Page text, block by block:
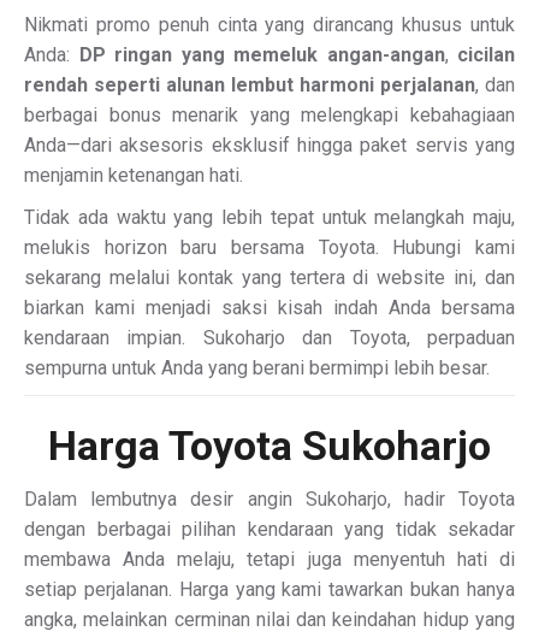
Nikmati promo penuh cinta yang dirancang khusus untuk
Anda: DP ringan yang memeluk angan-angan, cicilan
rendah seperti alunan lembut harmoni perjalanan, dan
berbagai bonus menarik yang melengkapi kebahagiaan
Anda—dari aksesoris eksklusif hingga paket servis yang
menjamin ketenangan hati.
Tidak ada waktu yang lebih tepat untuk melangkah maju,
melukis horizon baru bersama Toyota. Hubungi kami
sekarang melalui kontak yang tertera di website ini, dan
biarkan kami menjadi saksi kisah indah Anda bersama
kendaraan impian. Sukoharjo dan Toyota, perpaduan
sempurna untuk Anda yang berani bermimpi lebih besar.
Harga Toyota Sukoharjo
Dalam lembutnya desir angin Sukoharjo, hadir Toyota
dengan berbagai pilihan kendaraan yang tidak sekadar
membawa Anda melaju, tetapi juga menyentuh hati di
setiap perjalanan. Harga yang kami tawarkan bukan hanya
angka, melainkan cerminan nilai dan keindahan hidup yang